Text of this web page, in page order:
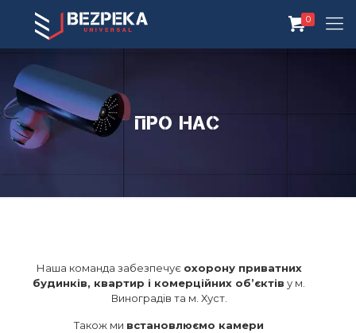
0
Про нас
Наша команда забезпечує охорону приватних
будинків, квартир і комерційних об’єктів у м.
Виноградів та м. Хуст.
Також ми встановлюємо камери